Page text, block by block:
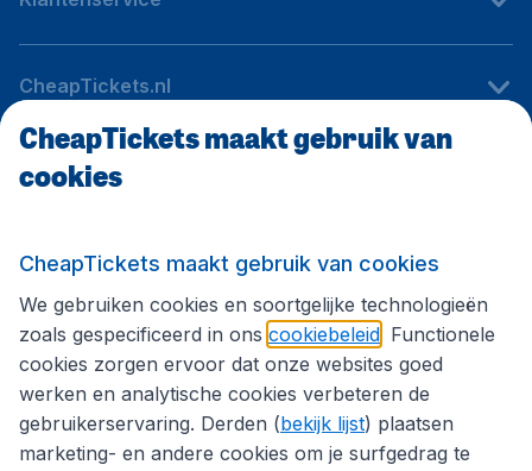
CheapTickets.nl
Internationale sites
Volg CheapTickets.nl
CheapTickets maakt gebruik van
cookies
CheapTickets maakt gebruik van cookies
We gebruiken cookies en soortgelijke technologieën
zoals gespecificeerd in ons cookiebeleid . Functionele
cookies zorgen ervoor dat onze websites goed
werken en analytische cookies verbeteren de
gebruikerservaring. Derden (bekijk lijst) plaatsen
marketing- en andere cookies om je surfgedrag te